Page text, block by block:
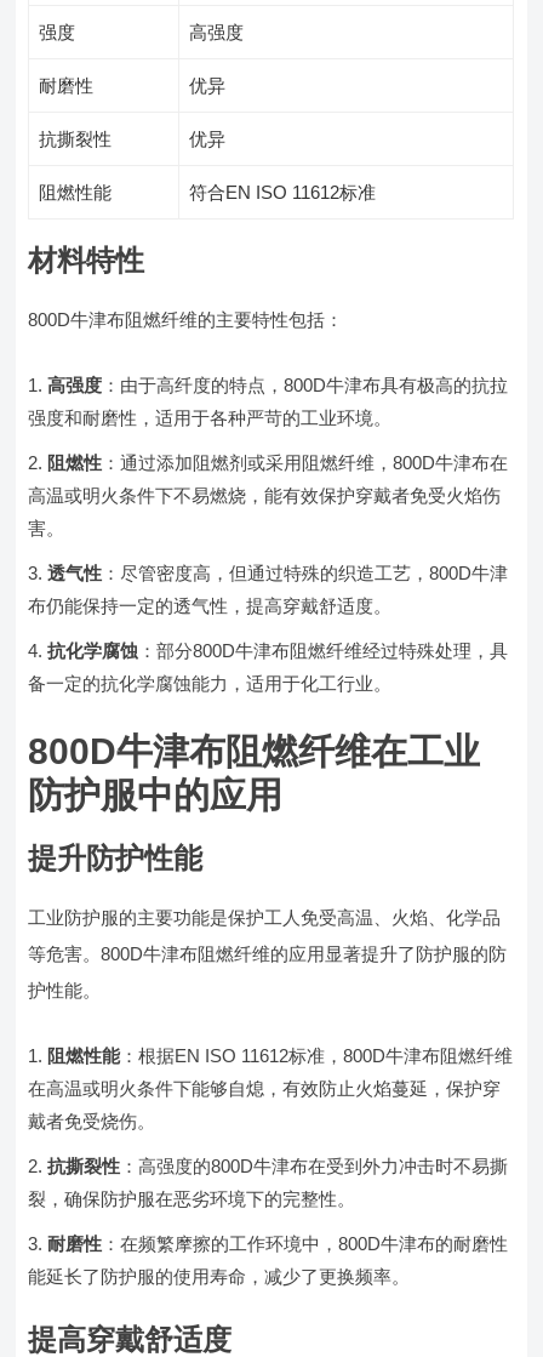
强度 高强度
耐磨性 优异
抗撕裂性 优异
阻燃性能 符合EN ISO 11612标准
材料特性
800D牛津布阻燃纤维的主要特性包括：
高强度 ：由于高纤度的特点，800D牛津布具有极高的抗拉
强度和耐磨性，适用于各种严苛的工业环境。
阻燃性 ：通过添加阻燃剂或采用阻燃纤维，800D牛津布在
高温或明火条件下不易燃烧，能有效保护穿戴者免受火焰伤
害。
透气性 ：尽管密度高，但通过特殊的织造工艺，800D牛津
布仍能保持一定的透气性，提高穿戴舒适度。
抗化学腐蚀 ：部分800D牛津布阻燃纤维经过特殊处理，具
备一定的抗化学腐蚀能力，适用于化工行业。
800D牛津布阻燃纤维在工业
防护服中的应用
提升防护性能
工业防护服的主要功能是保护工人免受高温、火焰、化学品
等危害。800D牛津布阻燃纤维的应用显著提升了防护服的防
护性能。
阻燃性能：根据EN ISO 11612标准，800D牛津布阻燃纤维
在高温或明火条件下能够自熄，有效防止火焰蔓延，保护穿
戴者免受烧伤。
抗撕裂性 ：高强度的800D牛津布在受到外力冲击时不易撕
裂，确保防护服在恶劣环境下的完整性。
耐磨性 ：在频繁摩擦的工作环境中，800D牛津布的耐磨性
能延长了防护服的使用寿命，减少了更换频率。
提高穿戴舒适度